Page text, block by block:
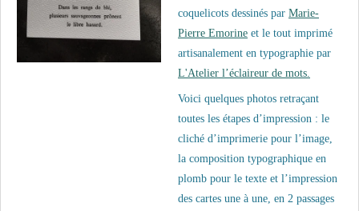
coquelicots dessinés par Marie-
Pierre Emorine et le tout imprimé
artisanalement en typographie par
L'Atelier l’éclaireur de mots.
Voici quelques photos retraçant
toutes les étapes d’impression : le
cliché d’imprimerie pour l’image,
la composition typographique en
plomb pour le texte et l’impression
des cartes une à une, en 2 passages